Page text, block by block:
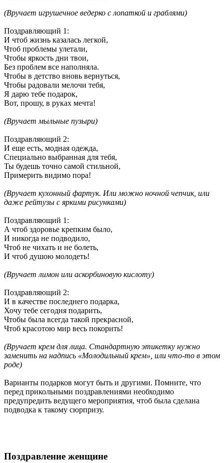
(Вручает игрушечное ведерко с лопаткой и граблями)
Поздравляющий 1 :
И чтоб жизнь казалась легкой,
Чтоб проблемы улетали,
Чтобы яркость дни твои,
Без проблем все наполняла.
Чтобы в детство вновь вернуться,
Чтобы радовали мелочи тебя,
Я дарю тебе подарок,
Вот, прошу, в руках мечта!
(Вручает мыльные пузыри)
Поздравляющий 2:
И еще есть, модная одежда,
Специально выбранная для тебя,
Ты будешь точно самой стильной,
Примерить видимо пора!
(Вручает кухонный фартук. Или можно ночной чепчик, или
даже рейтузы с яркими рисунками)
Поздравляющий 1 :
А чтоб здоровье крепким было,
И никогда не подводило,
Чтоб не чихать и не болеть,
И чтоб душою молодеть!
(Вручает лимон или аскорбиновую кислоту)
Поздравляющий 2:
И в качестве последнего подарка,
Хочу тебе сегодня подарить,
Чтобы была всегда такой прекрасной,
Чтоб красотою мир весь покорить!
(Вручает крем для лица. Стандартную этикетку нужно
заменить на надпись «Молодильный крем», или что-то в этом
роде)
Варианты подарков могут быть и другими. Помните, что
перед прикольными поздравлениями необходимо
предупредить ведущего мероприятия, чтоб была сделана
подводка к такому сюрпризу.
Поздравление женщине